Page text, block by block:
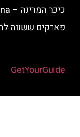
כיכר המרינה – Plaza de la Marina במלאגה
פארקים ששווה
GetYourGuide